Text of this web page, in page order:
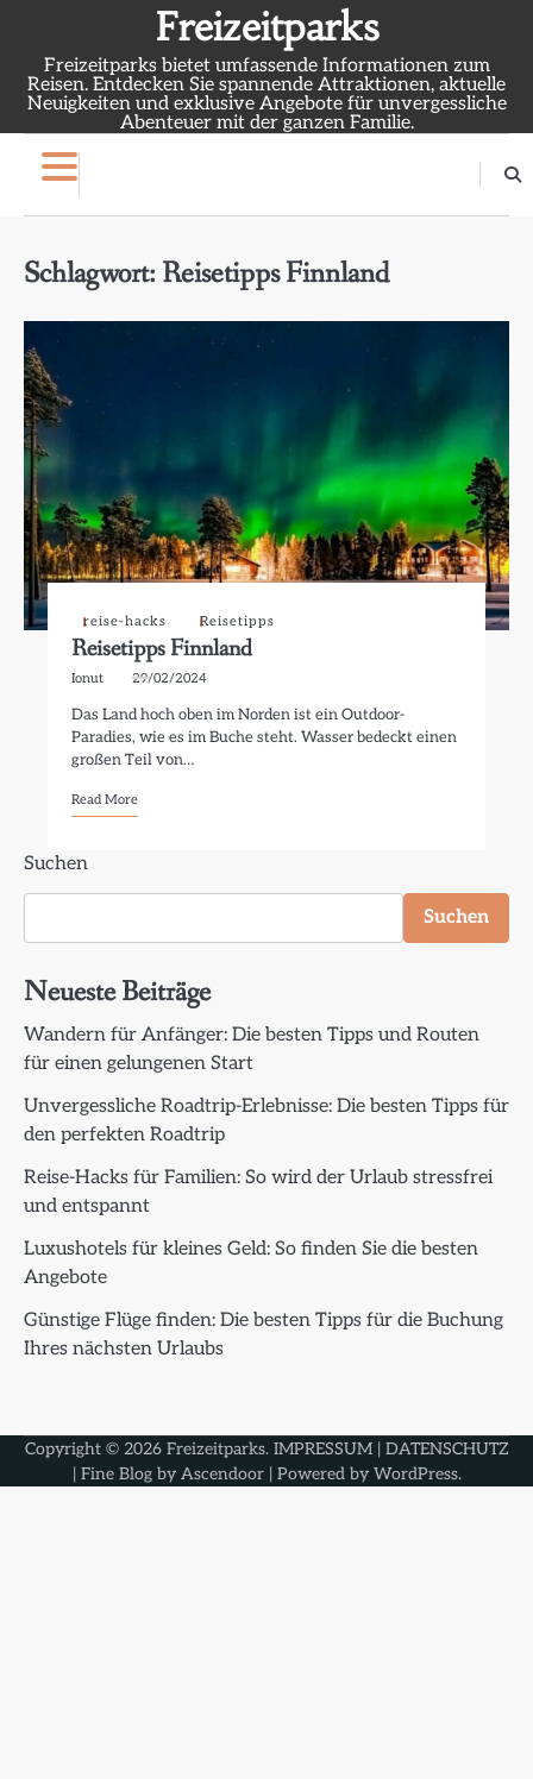
content
Freizeitparks
Freizeitparks bietet umfassende Informationen zum
Reisen. Entdecken Sie spannende Attraktionen, aktuelle
Neuigkeiten und exklusive Angebote für unvergessliche
Abenteuer mit der ganzen Familie.
Schlagwort: Reisetipps Finnland
reise-hacks Reisetipps
Reisetipps Finnland
Ionut 29/02/2024
Das Land hoch oben im Norden ist ein Outdoor-
Paradies, wie es im Buche steht. Wasser bedeckt einen
großen Teil von…
Read More
Suchen
Suchen
Neueste Beiträge
Wandern für Anfänger: Die besten Tipps und Routen
für einen gelungenen Start
Unvergessliche Roadtrip-Erlebnisse: Die besten Tipps für
den perfekten Roadtrip
Reise-Hacks für Familien: So wird der Urlaub stressfrei
und entspannt
Luxushotels für kleines Geld: So finden Sie die besten
Angebote
Günstige Flüge finden: Die besten Tipps für die Buchung
Ihres nächsten Urlaubs
Copyright © 2026 Freizeitparks. IMPRESSUM| DATENSCHUTZ
| Fine Blog by Ascendoor| Powered by WordPress.